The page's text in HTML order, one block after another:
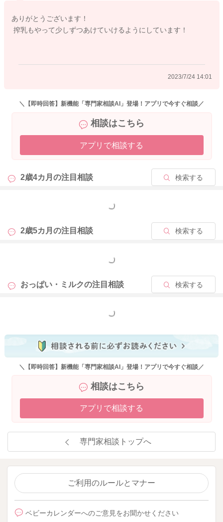
と、ちょこちょこ飲みの癖がついてしまい、胃が大きくなら
ず、授乳間隔がなかなか空いてこないこともあります。ですの
ありがとうございます！
搾乳もやって少しずつあけていけるようにしています！
2023/7/24 14:01
＼【即時回答】新機能「専門家相談AI」登場！アプリで今すぐ相談／
相談はこちら
アプリで相談する
2歳4カ月の注目相談 検索する
もっと見る
2歳5カ月の注目相談 検索する
もっと見る
おっぱい・ミルクの注目相談 検索する
もっと見る
＼【即時回答】新機能「専門家相談AI」登場！アプリで今すぐ相談／
相談はこちら
アプリで相談する
専門家相談トップへ
ご利用のルールとマナー
ベビーカレンダーへのご意見をお聞かせください